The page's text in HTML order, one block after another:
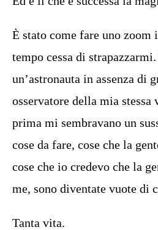
È stato come fare uno zoom
tempo cessa di
un’astronauta in assenza di
osservatore della mia stessa
prima mi sembravano un
cose da fare, cose che la
cose che io credevo che la
me, sono diventate vuote di
Tanta vita.